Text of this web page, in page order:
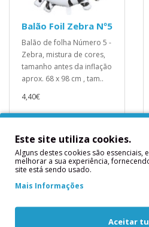
Balão Foil Zebra Nº5
Balão de folha Número 5 -
Zebra, mistura de cores,
tamanho antes da inflação
aprox. 68 x 98 cm , tam..
4,40€
Este site utiliza cookies.
Alguns destes cookies são essenciais,
melhorar a sua experiência,
site está sendo usado.
Mais Informações
Aceitar